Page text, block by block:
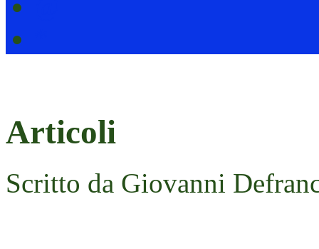
Articoli
Scritto da Giovanni